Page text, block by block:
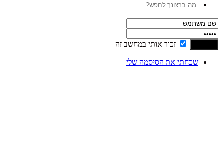
זכור אותי במחשב זה
שכחתי את הסיסמה שלי